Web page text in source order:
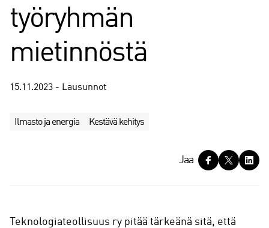
työryhmän
mietinnöstä
15.11.2023 - Lausunnot
Ilmasto ja energia Kestävä kehitys
a
Jaa
Teknologiateollisuus ry pitää tärkeänä sitä, että